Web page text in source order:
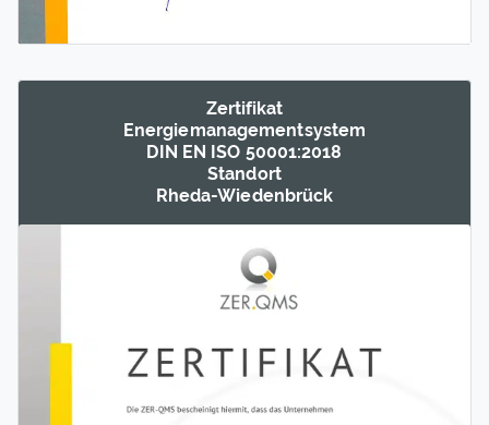
Zertifikat
Energie­management­system
DIN EN ISO 50001:2018
Standort
Rheda-Wieden­brück